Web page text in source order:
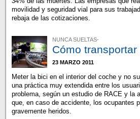
movilidad y seguridad vial para sus
rebaja de las cotizaciones.
NUNCA SUELTAS-
Cómo
23 MARZO 2011
Meter la bici en el interior del coche y no
una práctica muy extendida entre los
problema, según un estudio de RACE y la
que, en caso de accidente, los ocupantes
gravemente heridos.